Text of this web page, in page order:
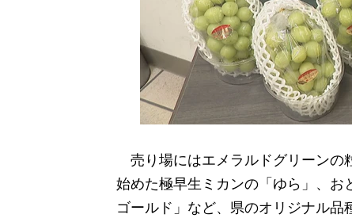
売り場にはエメラルドグリーンの
始めた極早生ミカンの「ゆら」、お
ゴールド」など、県のオリジナル品